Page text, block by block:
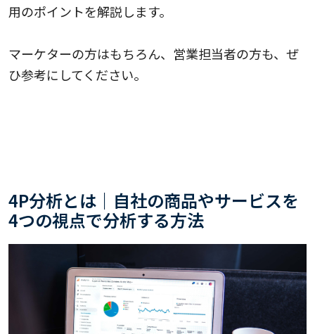
用のポイントを解説します。
マーケターの方はもちろん、営業担当者の方も、ぜ
ひ参考にしてください。
4P分析とは｜自社の商品やサービスを
4つの視点で分析する方法